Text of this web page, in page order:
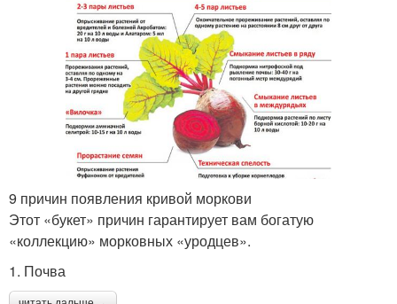
9 причин появления кривой моркови
Этот «букет» причин гарантирует вам богатую
«коллекцию» морковных «уродцев».
1. Почва